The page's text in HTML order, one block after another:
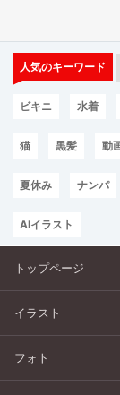
人気のキーワード
ビキニ 水着
猫 黒髪 動
夏休み ナンパ
AIイラスト
トップページ
イラスト
フォト